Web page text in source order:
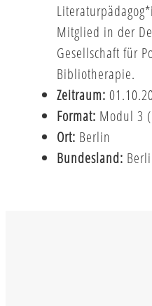
Mitglied in der
Gesellschaft für
Bibliotherapie.
Zeitraum:
Format: Modul 3
Ort: Berlin
Bundesland: